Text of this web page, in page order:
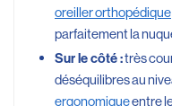
oreiller orthopédique
parfaitement la
Sur le côté :très
déséquilibres au
ergonomiqueentre